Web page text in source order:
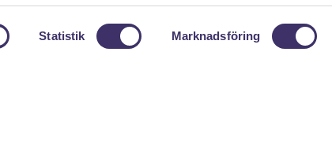
Statistik Marknadsföring